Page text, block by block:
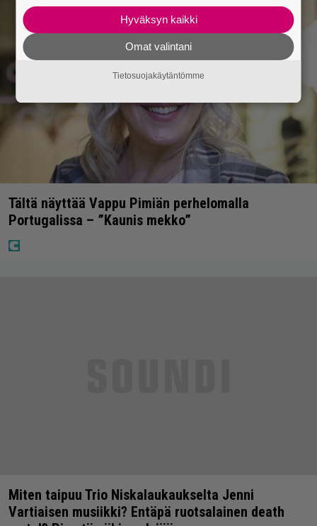
Tältä näyttää Vappu Pimiän perhelomalla
Portugalissa – ”Kaunis mekko”
Miten taipuu Trio Niskalaukaukselta Jenni
Vartiaisen musiikki? Entäpä ruotsalainen death
Hyväksyn kaikki
Omat valintani
Tietosuojakäytäntömme